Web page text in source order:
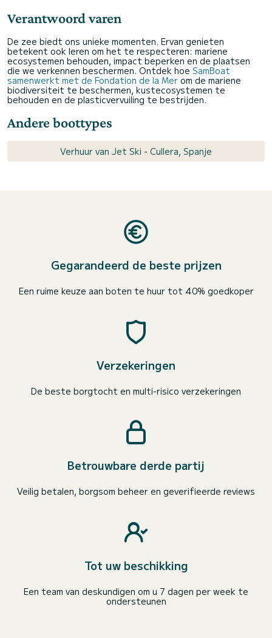
Verantwoord varen
De zee biedt ons unieke momenten. Ervan genieten
betekent ook leren om het te respecteren: mariene
ecosystemen behouden, impact beperken en de plaatsen
die we verkennen beschermen. Ontdek hoe SamBoat
samenwerkt met de Fondation de la Mer om de mariene
biodiversiteit te beschermen, kustecosystemen te
behouden en de plasticvervuiling te bestrijden.
Andere boottypes
Verhuur van Jet Ski - Cullera, Spanje
Gegarandeerd de beste prijzen
Een ruime keuze aan boten te huur tot 40% goedkoper
Verzekeringen
De beste borgtocht en multi-risico verzekeringen
Betrouwbare derde partij
Veilig betalen, borgsom beheer en geverifieerde reviews
Tot uw beschikking
Een team van deskundigen om u 7 dagen per week te
ondersteunen